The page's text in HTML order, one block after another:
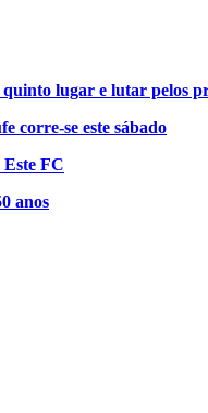
lugar e lutar pelos
corre-se este sábado
FC
anos